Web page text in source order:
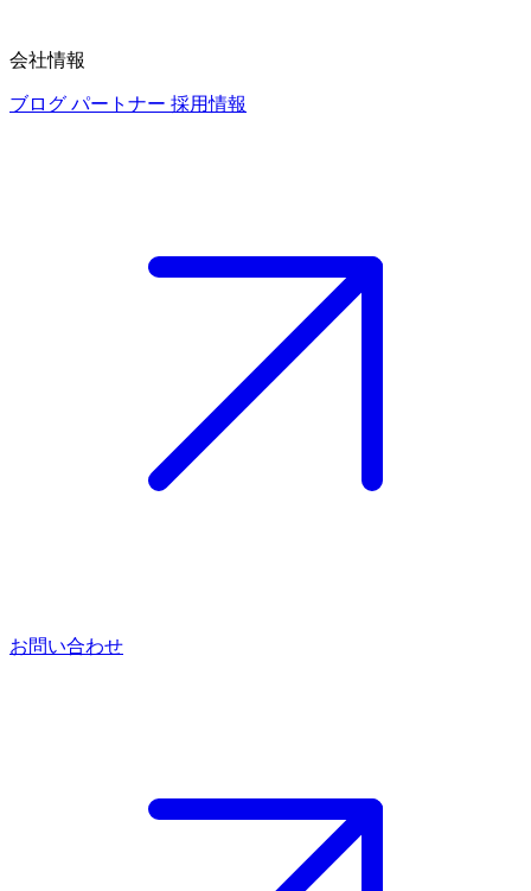
会社情報
ブログ パートナー 採用情報
お問い合わせ